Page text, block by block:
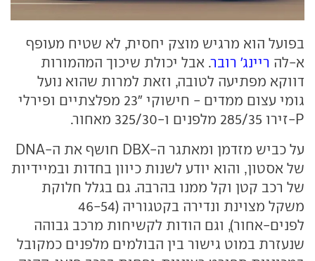
בפועל הוא מרגיש מוצק יחסית, לא שטיח מעופף
א-לה ריינג' רובר. אבל יכולת שיכוך המהמורות
דווקא מפתיעה לטובה, וזאת למרות שהוא נועל
גומי עצום ממדים - חישוקי "23 מפלצתיים ופירלי
P-זירו 285/35 מלפנים ו-325/30 מאחור.
על כביש מזדמן ומאתגר ה-DBX חושף את ה-DNA
של אסטון, והוא יודע לשנות כיוון בחדות ובמיידיות
של רכב קטן וקל ממנו בהרבה. גם בגלל חלוקת
משקל מצוינת ונדירה בקטגוריה (46-54
לפנים-אחור), וגם הודות לקשיחות מרכב גבוהה
שנעזרת במוט גישור בין הבולמים מלפנים כמקובל